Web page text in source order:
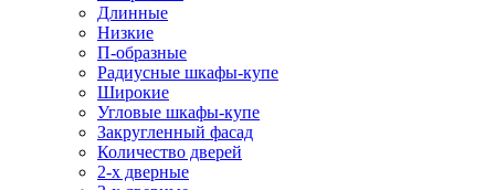
Длинные
Низкие
П-образные
Радиусные шкафы-купе
Широкие
Угловые шкафы-купе
Закругленный фасад
Количество дверей
2-х дверные